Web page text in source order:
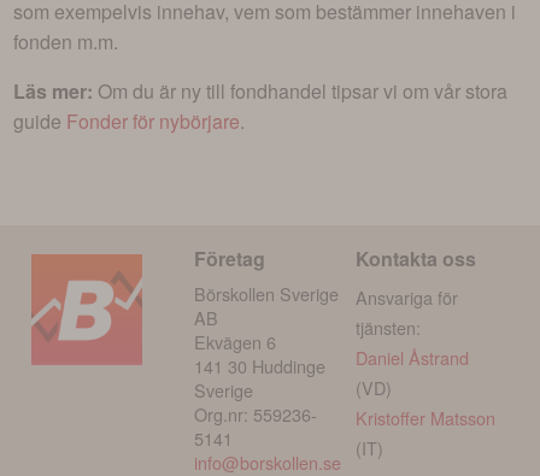
som exempelvis innehav, vem som bestämmer innehaven i
fonden m.m.
Läs mer: Om du är ny till fondhandel tipsar vi om vår stora
guide Fonder för nybörjare.
Företag
Börskollen Sverige
AB
Ekvägen 6
141 30 Huddinge
Sverige
Org.nr: 559236-
5141
info@borskollen.se
Kontakta oss
Ansvariga för
tjänsten:
Daniel Åstrand
(VD)
Kristoffer Matsson
(IT)